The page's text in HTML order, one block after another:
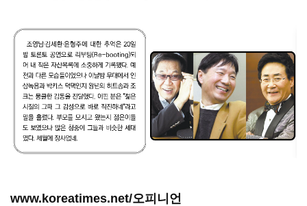
www.koreatimes.net/오피니언